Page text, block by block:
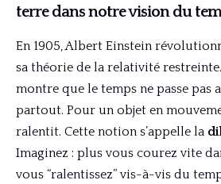
terre dans notre vision du
En 1905, Albert Einstein
sa théorie de la relativité
montre que le temps ne passe pas
partout. Pour un objet en
ralentit. Cette notion s’appelle la
Imaginez : plus vous courez vite
vous “ralentissez” vis-à-vis du